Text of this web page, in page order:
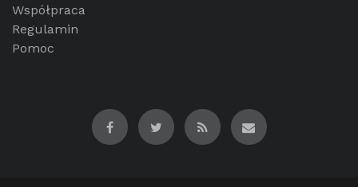
Współpraca
Regulamin
Pomoc